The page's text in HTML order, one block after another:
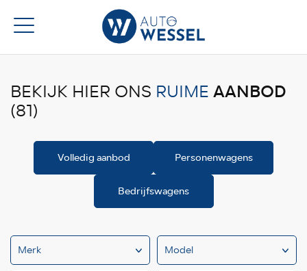
BEKIJK HIER ONS RUIMEAANBOD
(81)
Volledig aanbod Personenwagens
Bedrijfswagens